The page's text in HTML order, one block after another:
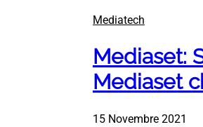
Mediatech
Mediaset:
Mediaset
15 Novembre 2021